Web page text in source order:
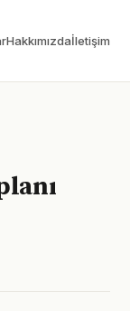
Hakkımızdaİletişim